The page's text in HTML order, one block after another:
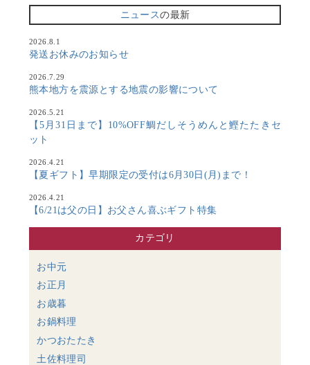
ニュースの最新
2026.8.1
発送お休みのお知らせ
2026.7.29
熊本地方を震源とする地震の影響について
2026.5.21
【5月31日まで】10%OFF鯛だしそうめんと鰹たたきセ
ット
2026.4.21
【夏ギフト】早期限定の受付は6月30日(月)まで！
2026.4.21
【6/21は父の日】お父さん喜ぶギフト特集
カテゴリ
お中元
お正月
お歳暮
お鍋料理
かつおたたき
土佐料理司